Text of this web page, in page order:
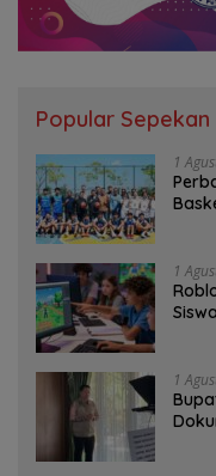
Popular Sepekan
1
1
1